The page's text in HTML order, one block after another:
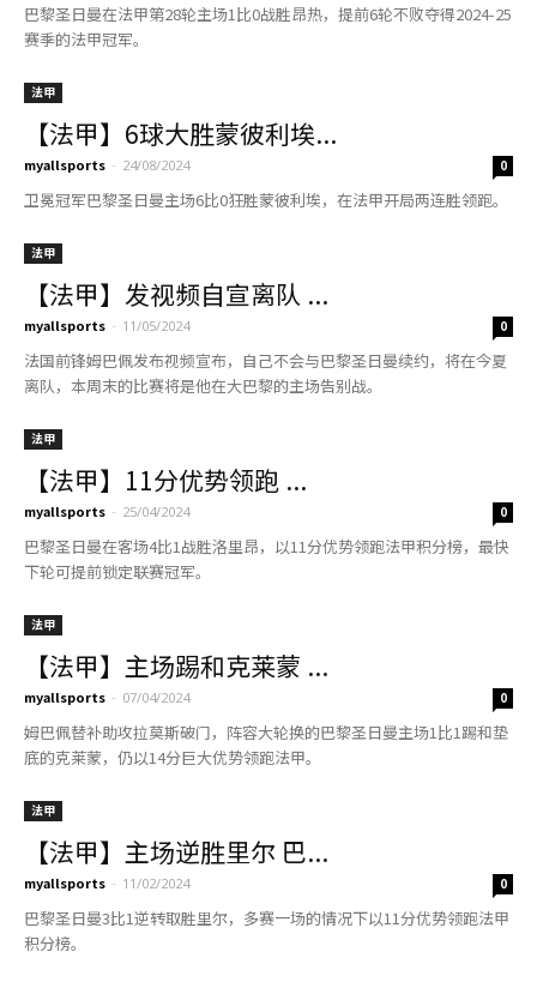
巴黎圣日曼在法甲第28轮主场1比0战胜昂热，提前6轮不败夺得2024-25
赛季的法甲冠军。
法甲
【法甲】6球大胜蒙彼利埃...
myallsports - 24/08/2024 0
卫冕冠军巴黎圣日曼主场6比0狂胜蒙彼利埃，在法甲开局两连胜领跑。
法甲
【法甲】发视频自宣离队 ...
myallsports - 11/05/2024 0
法国前锋姆巴佩发布视频宣布，自己不会与巴黎圣日曼续约，将在今夏
离队，本周末的比赛将是他在大巴黎的主场告别战。
法甲
【法甲】11分优势领跑 ...
myallsports - 25/04/2024 0
巴黎圣日曼在客场4比1战胜洛里昂，以11分优势领跑法甲积分榜，最快
下轮可提前锁定联赛冠军。
法甲
【法甲】主场踢和克莱蒙 ...
myallsports - 07/04/2024 0
姆巴佩替补助攻拉莫斯破门，阵容大轮换的巴黎圣日曼主场1比1踢和垫
底的克莱蒙，仍以14分巨大优势领跑法甲。
法甲
【法甲】主场逆胜里尔 巴...
myallsports - 11/02/2024 0
巴黎圣日曼3比1逆转取胜里尔，多赛一场的情况下以11分优势领跑法甲
积分榜。